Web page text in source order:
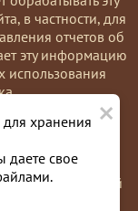
×
для хранения
даете свое
в частности, для
отчетов об
эту информацию
использования
cookies, выбрав
Также вы можете
—
opt-out.html
функций
на обработку